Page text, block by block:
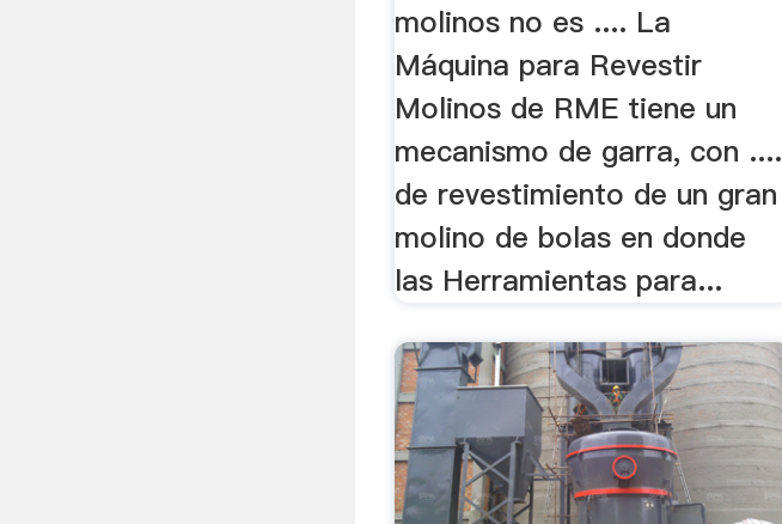
molinos no es .... La
Máquina para Revestir
Molinos de RME tiene un
mecanismo de garra, con ....
de revestimiento de un gran
molino de bolas en donde
las Herramientas para...